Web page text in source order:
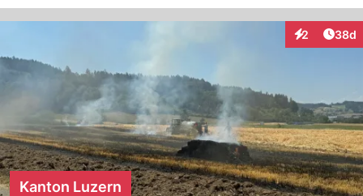
2
Interaktionen
38d
Kanton Luzern